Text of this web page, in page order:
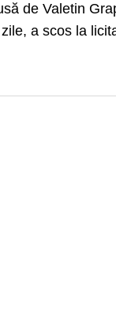
de Valetin
a scos la